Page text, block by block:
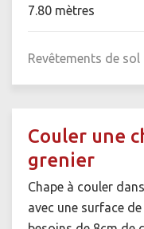
7.80 mètres
Revêtements de sol
Couler une
grenier
Chape à couler
avec une surface